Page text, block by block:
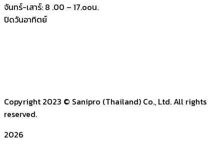
จันทร์-เสาร์: 8 .00 – 17.ooน.
ปิดวันอาทิตย์
Copyright 2023 © Sanipro (Thailand) Co., Ltd. All rights
reserved.
2026